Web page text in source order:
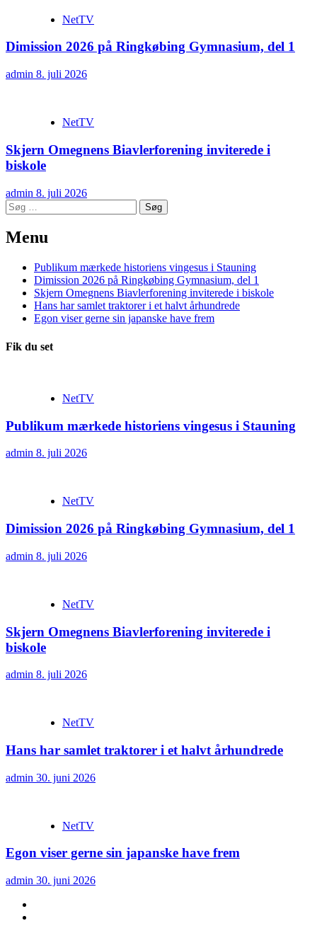
NetTV
Dimission 2026 på Ringkøbing Gymnasium, del 1
admin 8. juli 2026
NetTV
Skjern Omegnens Biavlerforening inviterede i
biskole
admin 8. juli 2026
Søg
efter:
Menu
Publikum mærkede historiens vingesus i Stauning
Dimission 2026 på Ringkøbing Gymnasium, del 1
Skjern Omegnens Biavlerforening inviterede i biskole
Hans har samlet traktorer i et halvt århundrede
Egon viser gerne sin japanske have frem
Fik du set
NetTV
Publikum mærkede historiens vingesus i Stauning
admin 8. juli 2026
NetTV
Dimission 2026 på Ringkøbing Gymnasium, del 1
admin 8. juli 2026
NetTV
Skjern Omegnens Biavlerforening inviterede i
biskole
admin 8. juli 2026
NetTV
Hans har samlet traktorer i et halvt århundrede
admin 30. juni 2026
NetTV
Egon viser gerne sin japanske have frem
admin 30. juni 2026